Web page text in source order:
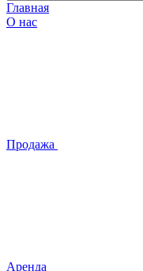
Главная
О нас
Продажа
Аренда